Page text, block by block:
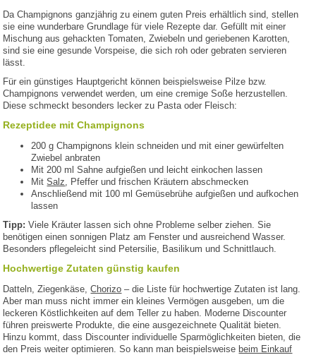
Da Champignons ganzjährig zu einem guten Preis erhältlich sind, stellen
sie eine wunderbare Grundlage für viele Rezepte dar. Gefüllt mit einer
Mischung aus gehackten Tomaten, Zwiebeln und geriebenen Karotten,
sind sie eine gesunde Vorspeise, die sich roh oder gebraten servieren
lässt.
Für ein günstiges Hauptgericht können beispielsweise Pilze bzw.
Champignons verwendet werden, um eine cremige Soße herzustellen.
Diese schmeckt besonders lecker zu Pasta oder Fleisch:
Rezeptidee mit Champignons
200 g Champignons klein schneiden und mit einer gewürfelten
Zwiebel anbraten
Mit 200 ml Sahne aufgießen und leicht einkochen lassen
MitSalz, Pfeffer und frischen Kräutern abschmecken
Anschließend mit 100 ml Gemüsebrühe aufgießen und aufkochen
lassen
Tipp: Viele Kräuter lassen sich ohne Probleme selber ziehen. Sie
benötigen einen sonnigen Platz am Fenster und ausreichend Wasser.
Besonders pflegeleicht sind Petersilie, Basilikum und Schnittlauch.
Hochwertige Zutaten günstig kaufen
Datteln, Ziegenkäse,Chorizo – die Liste für hochwertige Zutaten ist lang.
Aber man muss nicht immer ein kleines Vermögen ausgeben, um die
leckeren Köstlichkeiten auf dem Teller zu haben. Moderne Discounter
führen preiswerte Produkte, die eine ausgezeichnete Qualität bieten.
Hinzu kommt, dass Discounter individuelle Sparmöglichkeiten bieten, die
den Preis weiter optimieren. So kann man beispielsweise beim Einkauf